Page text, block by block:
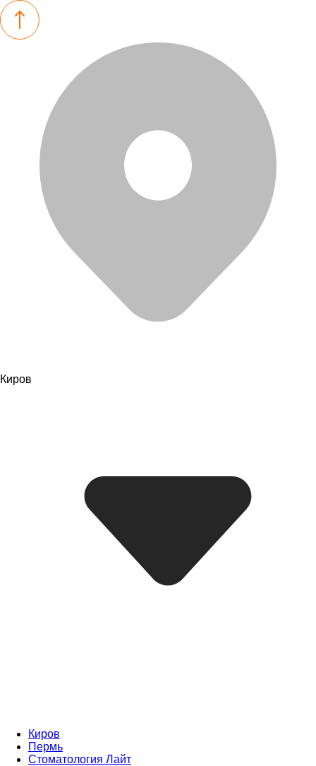
Киров
Киров
Пермь
Стоматология Лайт